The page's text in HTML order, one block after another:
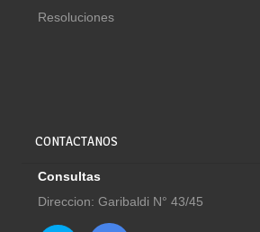
Resoluciones
CONTACTANOS
Consultas
Direccion: Garibaldi N° 43/45